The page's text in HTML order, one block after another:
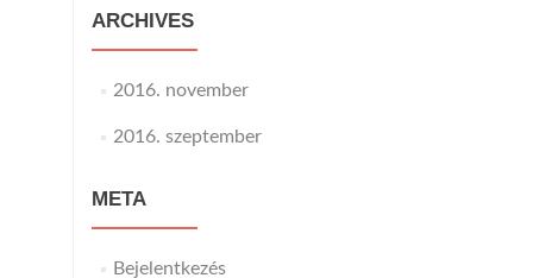
ARCHIVES
2016. november
2016. szeptember
META
Bejelentkezés